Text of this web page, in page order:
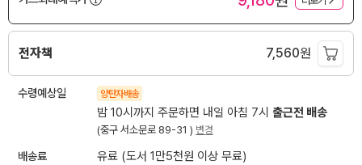
전자책 7,560원
수령예상일 양탄자배송
밤 10시까지 주문하면 내일 아침 7시 출근전 배송
(중구 서소문로 89-31 ) 변경
배송료 유료 (도서 1만5천원 이상 무료)